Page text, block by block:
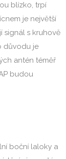
blízko, trpí
je největší
signál s kruhově
důvodu je
antén téměř
budou
boční laloky a